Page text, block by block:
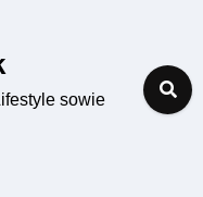
sowie